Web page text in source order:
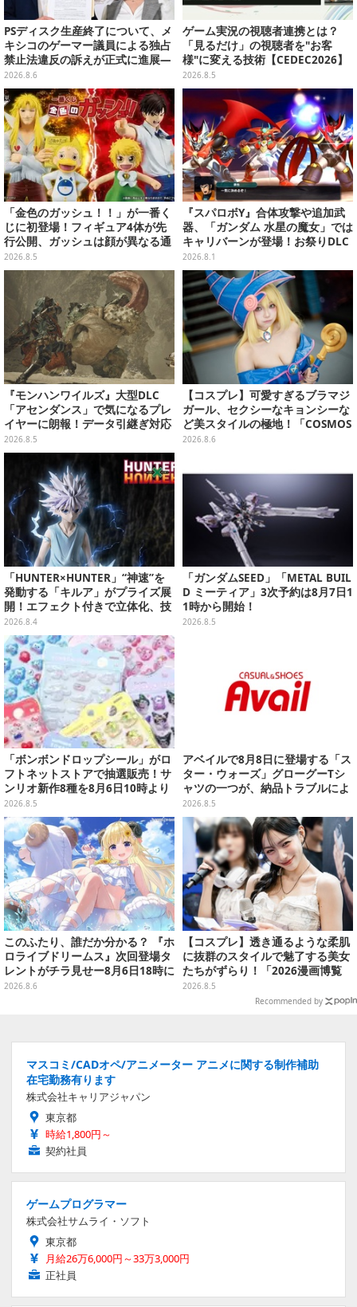
PSディスク生産終了について、メ
キシコのゲーマー議員による独占
禁止法違反の訴えが正式に進展―
「テクノロジーは自由を拡大する
ために役立つべき」
2026.8.6
ゲーム実況の視聴者連携とは？
「見るだけ」の視聴者を"お客
様"に変える技術【CEDEC2026】
2026.8.5
「金色のガッシュ！！」が一番く
じに初登場！フィギュア4体が先
行公開、ガッシュは顔が異なる通
常/ザケルver.の2種
2026.8.5
『スパロボY』合体攻撃や追加武
器、「ガンダム 水星の魔女」では
キャリバーンが登場！お祭りDLC
「アニバーサリーエキスパンショ
ンパック」8月5日配信
2026.8.1
『モンハンワイルズ』大型DLC
「アセンダンス」で気になるプレ
イヤーに朗報！データ引継ぎ対応
の「序盤体験版」が本日8月5日配
信
2026.8.5
【コスプレ】可愛すぎるブラマジ
ガール、セクシーなキョンシーな
ど美スタイルの極地！「COSMOS
創作攝影展」台湾美女レイヤーま
2026.8.6
「HUNTER×HUNTER」“神速”を
発動する「キルア」がプライズ展
開！エフェクト付きで立体化、技
名アクリルパネル付き
2026.8.4
「ガンダムSEED」「METAL BUIL
D ミーティア」3次予約は8月7日1
1時から開始！
2026.8.5
「ボンボンドロップシール」がロ
フトネットストアで抽選販売！サ
ンリオ新作8種を8月6日10時より
受付開始
2026.8.5
アベイルで8月8日に登場する「ス
ター・ウォーズ」グローグーTシ
ャツの一つが、納品トラブルによ
り販売日変更へ
2026.8.5
このふたり、誰だか分かる？ 『ホ
ロライブドリームス』次回登場タ
レントがチラ見せー8月6日18時に
詳細が公開
2026.8.6
【コスプレ】透き通るような柔肌
に抜群のスタイルで魅了する美女
たちがずらり！「2026漫画博覧
会」美麗コンパニオンまとめ【画
2026.8.5
Recommended by
マスコミ/CADオペ/アニメーター アニメに関する制作補助
在宅勤務有ります
株式会社キャリアジャパン
東京都
時給1,800円～
契約社員
ゲームプログラマー
株式会社サムライ・ソフト
東京都
月給26万6,000円～33万3,000円
正社員